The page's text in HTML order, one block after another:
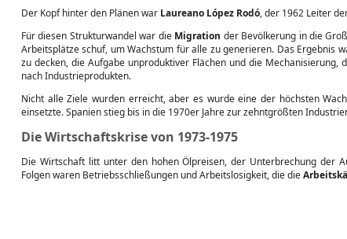
Der Kopf hinter den Plänen war Laureano López Rodó, der 1962 Leiter
Für diesen Strukturwandel war die Migration der Bevölkerung in die
Arbeitsplätze schuf, um Wachstum für alle zu generieren. Das Ergebnis
zu decken, die Aufgabe unproduktiver Flächen und die Mechanisierung,
nach Industrieprodukten.
Nicht alle Ziele wurden erreicht, aber es wurde eine der höchsten
einsetzte. Spanien stieg bis in die 1970er Jahre zur zehntgrößten
Die Wirtschaftskrise von 1973-1975
Die Wirtschaft litt unter den hohen Ölpreisen, der Unterbrechung der
Folgen waren Betriebsschließungen und Arbeitslosigkeit, die die